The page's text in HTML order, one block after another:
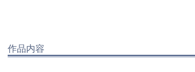
作品内容